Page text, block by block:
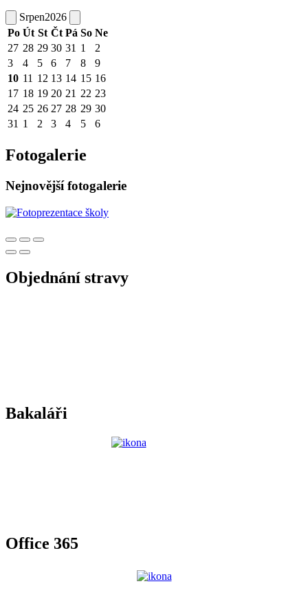
Srpen2026
Po Út St Čt Pá So Ne
27 28 29 30 31 1
2
3
4 5 6 7 8
9
10 11 12 13 14 15 16
17 18 19 20 21 22 23
24 25 26 27 28 29 30
31 1 2 3 4 5 6
Fotogalerie
Nejnovější fotogalerie
Objednání stravy
Bakaláři
Office 365